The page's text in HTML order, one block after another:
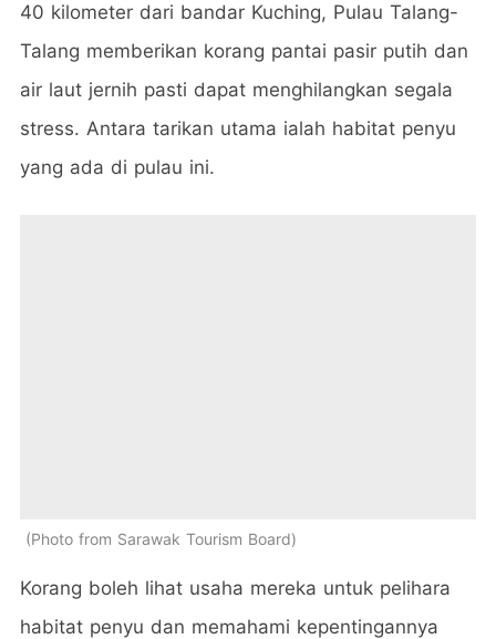
40 kilometer dari bandar Kuching, Pulau Talang-
Talang memberikan korang pantai pasir putih dan
air laut jernih pasti dapat menghilangkan segala
stress. Antara tarikan utama ialah habitat penyu
yang ada di pulau ini.
Photo from Sarawak Tourism Board
Korang boleh lihat usaha mereka untuk pelihara
habitat penyu dan memahami kepentingannya